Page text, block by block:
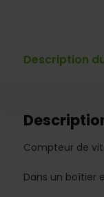
Description
Compteur de
Dans un boîtier